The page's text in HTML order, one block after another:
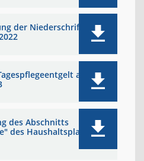
der Niederschrift
ab
des Abschnitts
des Haushaltsplans